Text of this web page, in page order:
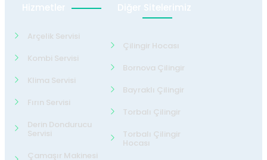
Hizmetler
Arçelik Servisi
Kombi Servisi
Klima Servisi
Fırın Servisi
Derin Dondurucu
Servisi
Çamaşır Makinesi
Diğer Sitelerimiz
Çilingir Hocası
Bornova Çilingir
Bayraklı Çilingir
Torbalı Çilingir
Torbalı Çilingir
Hocası